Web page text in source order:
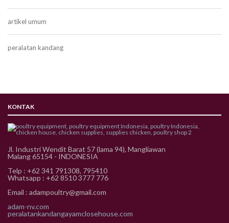
artikel umum
peralatan kandang
KONTAK
Jl. Industri Wendit Barat 57 (lama 94), Mangliawan
Malang 65154 - INDONESIA
Telp : +62 341 791308, 795410
Whatsapp : +62 8510 3777 776
Email : adampoultry@gmail.com
adam-nv.com
peralatankandangayamclosehouse.com